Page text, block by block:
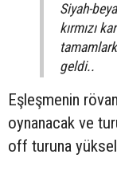
Siyah-
kırmızı
geldi..
Eşleşmenin
oynanacak ve
off turuna